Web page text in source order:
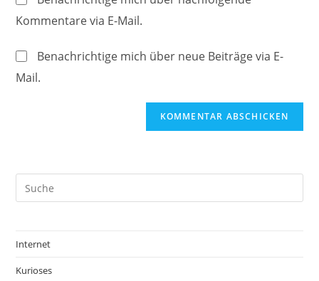
zum
Kommentieren
URL
ein
Kommentare via E-Mail.
Benachrichtige mich über neue Beiträge via E-
Mail.
Internet
Kurioses